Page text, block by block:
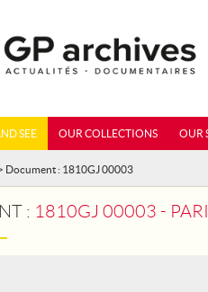
SEE OUR COLLECTIONS OUR
Document : 1810GJ 00003
: 1810GJ 00003 - PARIS. IN